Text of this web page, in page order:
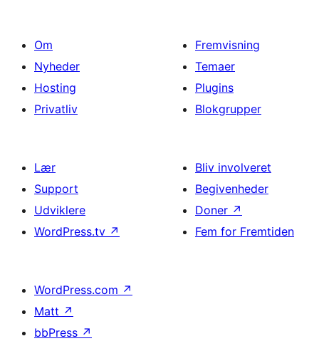
Om
Nyheder
Hosting
Privatliv
Fremvisning
Temaer
Plugins
Blokgrupper
Lær
Support
Udviklere
WordPress.tv ↗
Bliv involveret
Begivenheder
Doner ↗
Fem for Fremtiden
WordPress.com ↗
Matt ↗
bbPress ↗